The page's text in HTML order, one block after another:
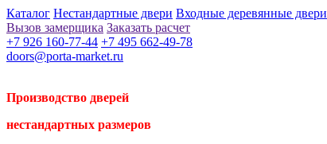
Каталог Нестандартные двери Входные деревянные двери
Вызов замерщика Заказать расчет
+7 926 160-77-44 +7 495 662-49-78
doors@porta-market.ru
Производство дверей
нестандартных размеров